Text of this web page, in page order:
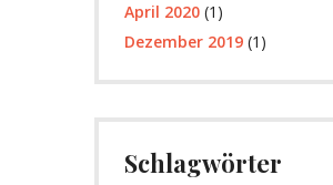
April 2020 (1)
Dezember 2019 (1)
Schlagwörter